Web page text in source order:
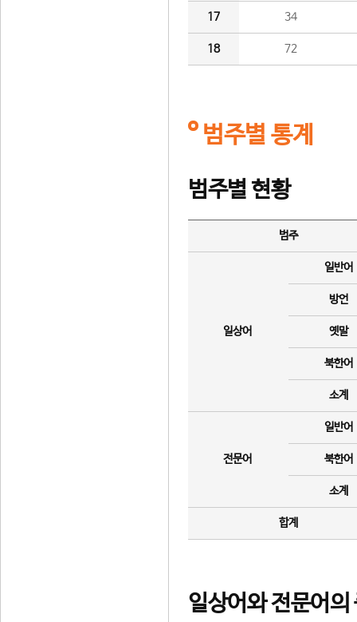
17 34
18 72
범주별 통계
범주별 현황
범주
일상어
일반어
방언
옛말
북한어
소계
전문어
일반어
북한어
소계
합계
일상어와 전문어의